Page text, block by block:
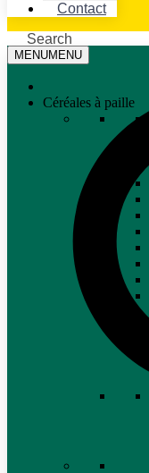
Contact
Search
MENUMENU
Céréales à paille